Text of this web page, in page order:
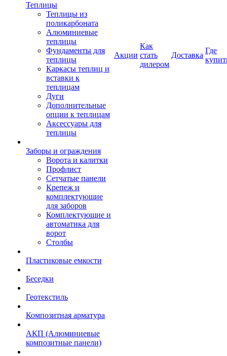
Теплицы
Теплицы из
поликарбоната
Алюминиевые
теплицы
Фундаменты для
теплицы
Каркасы теплиц и
вставки к
теплицам
Дуги
Дополнительные
опции к теплицам
Аксессуары для
теплицы
Заборы и ограждения
Ворота и калитки
Профлист
Сетчатые панели
Крепеж и
комплектующие
для заборов
Комплектующие и
автоматика для
ворот
Столбы
Пластиковые емкости
Беседки
Геотекстиль
Композитная арматура
АКП (Алюминиевые
композитные панели)
Акции
Как
стать
дилером
Доставка
Где